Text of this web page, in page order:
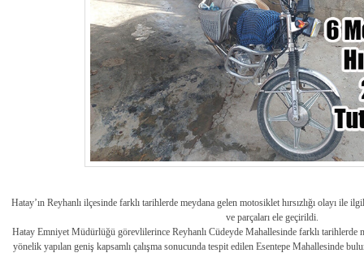
Hatay’ın Reyhanlı ilçesinde farklı tarihlerde meydana gelen motosiklet hırsızlığı olayı ile
ve parçaları ele geçirildi.
Hatay Emniyet Müdürlüğü görevlilerince Reyhanlı Cüdeyde Mahallesinde farklı tarihlerde
yönelik yapılan geniş kapsamlı çalışma sonucunda tespit edilen Esentepe Mahallesinde